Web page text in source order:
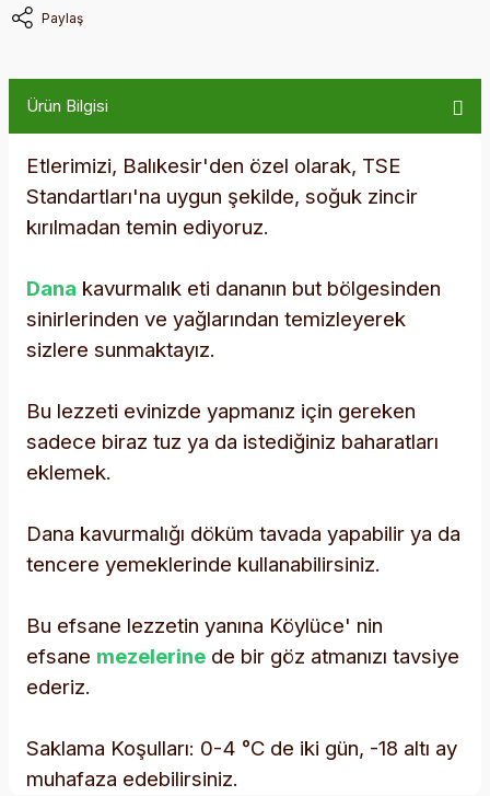
Paylaş
Ürün Bilgisi
Etlerimizi, Balıkesir'den özel olarak, TSE
Standartları'na uygun şekilde, soğuk zincir
kırılmadan temin ediyoruz.
Dana kavurmalık eti dananın but bölgesinden
sinirlerinden ve yağlarından temizleyerek
sizlere sunmaktayız.
Bu lezzeti evinizde yapmanız için gereken
sadece biraz tuz ya da istediğiniz baharatları
eklemek.
Dana kavurmalığı döküm tavada yapabilir ya da
tencere yemeklerinde kullanabilirsiniz.
Bu efsane lezzetin yanına Köylüce' nin
efsane mezelerine de bir göz atmanızı tavsiye
ederiz.
Saklama Koşulları: 0-4 °C de iki gün, -18 altı ay
muhafaza edebilirsiniz.